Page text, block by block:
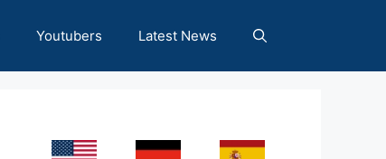
Youtubers Latest News